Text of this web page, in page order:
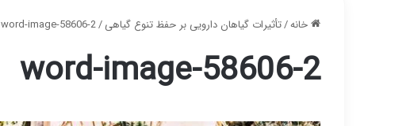
خانه/تأثیرات گیاهان دارویی بر حفظ تنوع گیاهی/
word-image-58606-2
word-image-58606-2